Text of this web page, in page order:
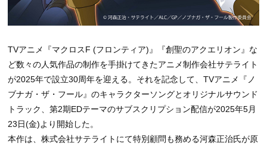
TVアニメ『マクロスF (フロンティア)』『創聖のアクエリオン』な
ど数々の人気作品の制作を手掛けてきたアニメ制作会社サテライト
が2025年で設立30周年を迎える。それを記念して、TVアニメ『ノ
ブナガ・ザ・フール』のキャラクターソングとオリジナルサウンド
トラック、第2期EDテーマのサブスクリプション配信が2025年5月
23日(金)より開始した。
本作は、株式会社サテライトにて特別顧問も務める河森正治氏が原